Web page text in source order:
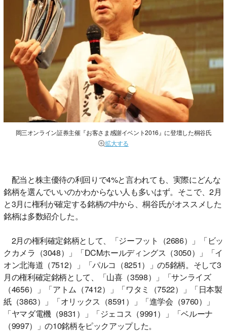
岡三オンライン証券主催『お客さま感謝イベント2016』に登壇した桐谷氏
拡大する
配当と株主優待の利回りで4%と言われても、実際にどんな
銘柄を選んでいいのかわからない人も多いはず。そこで、2月
と3月に権利が確定する銘柄の中から、桐谷氏がオススメした
銘柄は多数紹介した。
2月の権利確定銘柄として、「ジーフット（2686）」「ビッ
クカメラ（3048）」「DCMホールディングス（3050）」「イ
オン北海道（7512）」「パルコ（8251）」の5銘柄。そして3
月の権利確定銘柄として、「山喜（3598）」「サンライズ
（4656）」「アトム（7412）」「ワタミ（7522）」「日本製
紙（3863）」「オリックス（8591）」「進学会（9760）」
「ヤマダ電機（9831）」「ジェコス（9991）」「ベルーナ
（9997）」の10銘柄をピックアップした。